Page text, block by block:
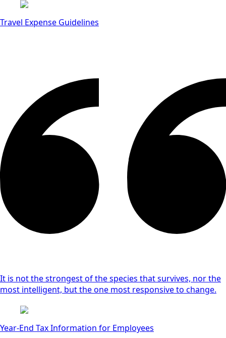
Travel Expense Guidelines
It is not the strongest of the species that survives, nor the
most intelligent, but the one most responsive to change.
Year-End Tax Information for Employees